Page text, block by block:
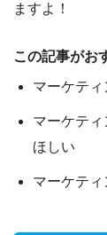
ますよ！
この記事がお
マーケテ
マーケテ
ほしい
マーケテ